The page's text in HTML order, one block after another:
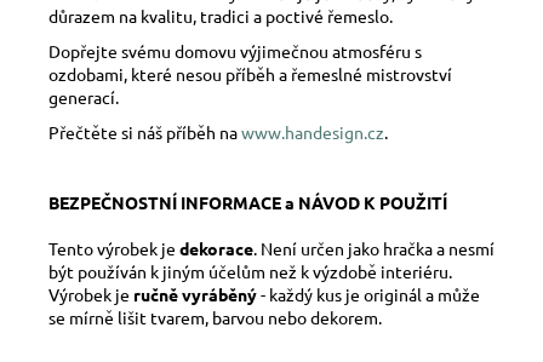
důrazem na kvalitu, tradici a poctivé řemeslo.
Dopřejte svému domovu výjimečnou atmosféru s
ozdobami, které nesou příběh a řemeslné mistrovství
generací.
Přečtěte si náš příběh nawww.handesign.cz.
BEZPEČNOSTNÍ INFORMACE a NÁVOD K POUŽITÍ
Tento výrobek je dekorace. Není určen jako hračka a nesmí
být používán k jiným účelům než k výzdobě interiéru.
Výrobek je ručně vyráběný- každý kus je originál a může
se mírně lišit tvarem, barvou nebo dekorem.